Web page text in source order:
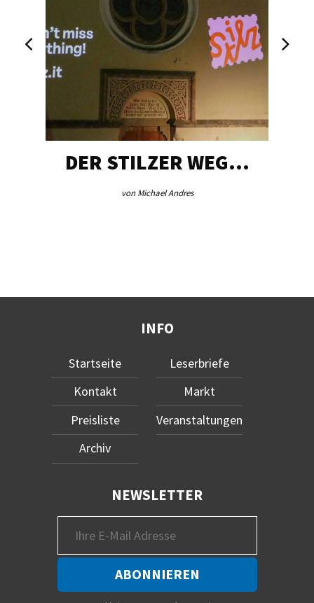
DER STILZER WEG…
von Michael Andres
INFO
Startseite
Kontakt
Preisliste
Archiv
Leserbriefe
Markt
Veranstaltungen
NEWSLETTER